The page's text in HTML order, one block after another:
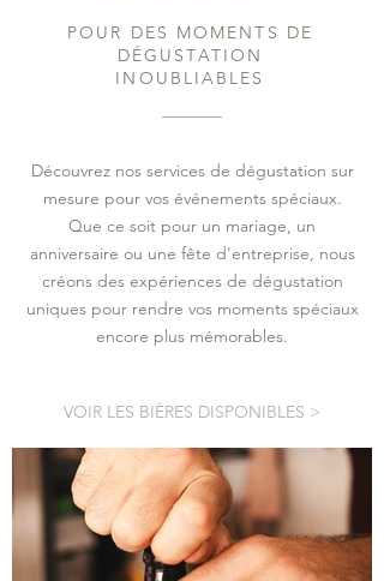
POUR DES MOMENTS DE
DÉGUSTATION
INOUBLIABLES
Découvrez nos services de dégustation sur
mesure pour vos événements spéciaux.
Que ce soit pour un mariage, un
anniversaire ou une fête d'entreprise, nous
créons des expériences de dégustation
uniques pour rendre vos moments spéciaux
encore plus mémorables.
VOIR LES BIÈRES DISPONIBLES >